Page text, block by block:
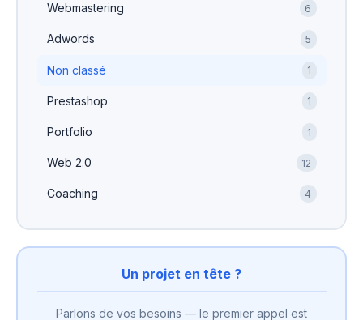
Webmastering 6
Adwords 5
Non classé 1
Prestashop 1
Portfolio 1
Web 2.0 12
Coaching 4
Un projet en tête ?
Parlons de vos besoins — le premier appel est